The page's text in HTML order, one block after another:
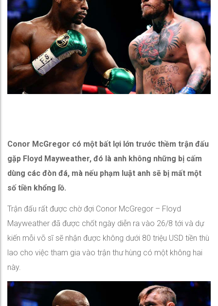
Conor McGregor có một bất lợi lớn trước thềm trận đấu
gặp Floyd Mayweather, đó là anh không những bị cấm
dùng các đòn đá, mà nếu phạm luật anh sẽ bị mất một
số tiền khổng lồ.
Trận đấu rất được chờ đợi Conor McGregor – Floyd
Mayweather đã được chốt ngày diễn ra vào 26/8 tới và dự
kiến mỗi võ sĩ sẽ nhận được không dưới 80 triệu USD tiền thù
lao cho việc tham gia vào trận thư hùng có một không hai
này.